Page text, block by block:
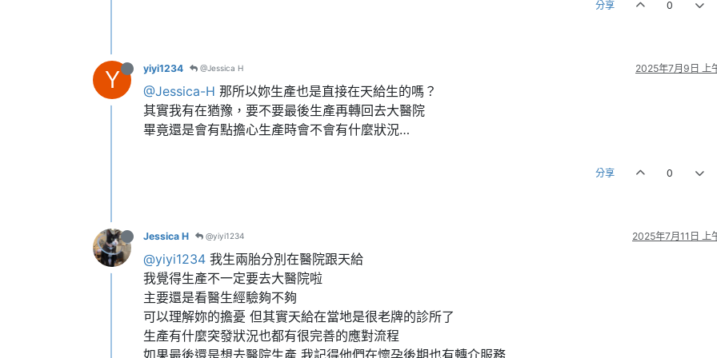
分享 0
Y yiyi1234 @Jessica H 2025年7月9日 上
@Jessica-H 那所以妳生產也是直接在天給生的嗎？
其實我有在猶豫，要不要最後生產再轉回去大醫院
畢竟還是會有點擔心生產時會不會有什麼狀況…
分享 0
Jessica H @yiyi1234 2025年7月11日 上
@yiyi1234 我生兩胎分別在醫院跟天給
我覺得生產不一定要去大醫院啦
主要還是看醫生經驗夠不夠
可以理解妳的擔憂 但其實天給在當地是很老牌的診所了
生產有什麼突發狀況也都有很完善的應對流程
如果最後還是想去醫院生產 我記得他們在懷孕後期也有轉介服務